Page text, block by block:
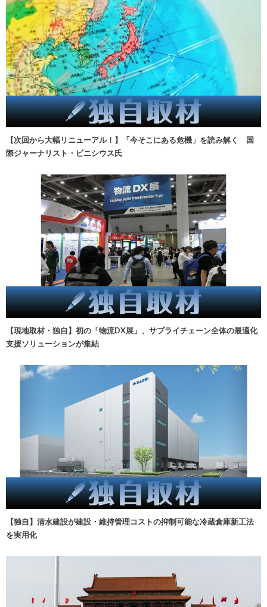
【次回から大幅リニューアル！】「今そこにある危機」を読み解く 国
際ジャーナリスト・ビニシウス氏
【現地取材・独自】初の「物流DX展」、サプライチェーン全体の最適化
支援ソリューションが集結
【独自】清水建設が建設・維持管理コストの抑制可能な冷蔵倉庫新工法
を実用化